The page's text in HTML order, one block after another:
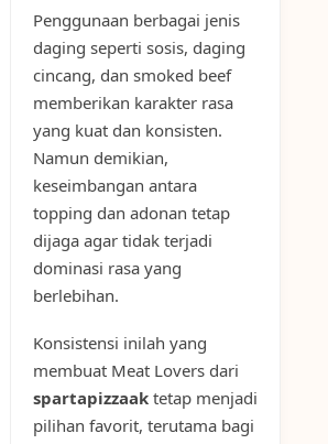
Penggunaan berbagai jenis
daging seperti sosis, daging
cincang, dan smoked beef
memberikan karakter rasa
yang kuat dan konsisten.
Namun demikian,
keseimbangan antara
topping dan adonan tetap
dijaga agar tidak terjadi
dominasi rasa yang
berlebihan.
Konsistensi inilah yang
membuat Meat Lovers dari
spartapizzaaktetap menjadi
pilihan favorit, terutama bagi